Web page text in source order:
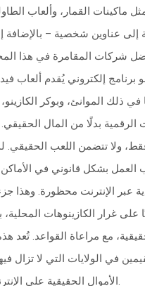
ماكينات القمار، وألعاب
إلى عناوين شخصية – بالإضافة
شركات المقامرة في هذا
برنامج إلكتروني يُقدم ألعاب
في ذلك الموانئ، وبوكر
الرقمية بدلًا من المال
ولا تتضمن اللعب الحقيقي.
العمل بشكل قانوني في الأماكن
عبر الإنترنت محظورة. وهذا
على غرار الكازينوهات المحلية،
مع مراعاة القواعد. تُعد
في الولايات التي لا تزال
الأموال الحقيقية على الإنترنت محظورة.